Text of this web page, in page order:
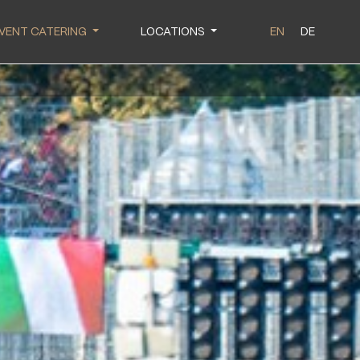
CATERING LOCATIONS EN DE